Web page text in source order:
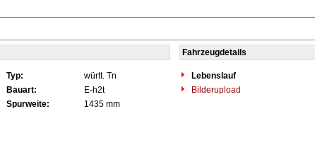
Fahrzeugdetails
Typ: württ. Tn
Lebenslauf
Bauart: E-h2t
Bilderupload
Spurweite: 1435 mm